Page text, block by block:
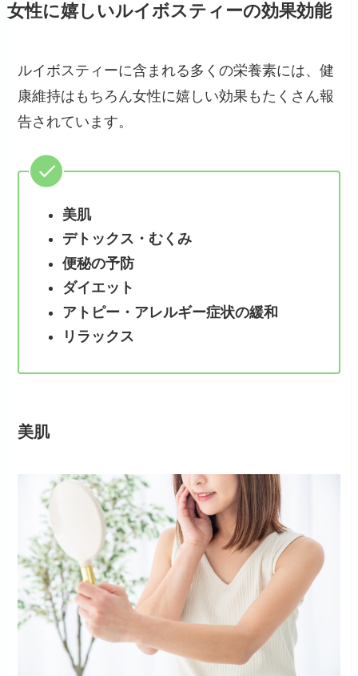
女性に嬉しいルイボスティーの効果効能
ルイボスティーに含まれる多くの栄養素には、健
康維持はもちろん女性に嬉しい効果もたくさん報
告されています。
美肌
デトックス・むくみ
便秘の予防
ダイエット
アトピー・アレルギー症状の緩和
リラックス
美肌